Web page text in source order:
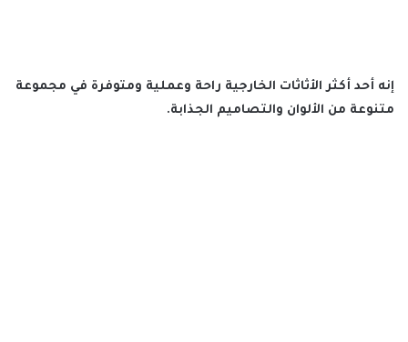
إنه أحد أكثر الأثاثات الخارجية راحة وعملية ومتوفرة في مجموعة
متنوعة من الألوان والتصاميم الجذابة.